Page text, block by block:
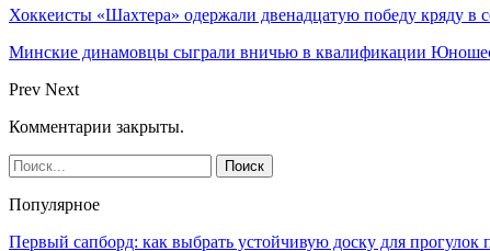
Хоккеисты «Шахтера» одержали двенадцатую победу кряду в
Минские динамовцы сыграли вничью в квалификации
Prev Next
Комментарии закрыты.
Популярное
Первый сапборд: как выбрать устойчивую доску для прогулок